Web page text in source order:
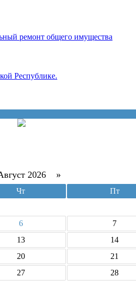
ремонт общего имущества
Республике.
2026 »
Чт Пт
6 7
13 14
20 21
27 28